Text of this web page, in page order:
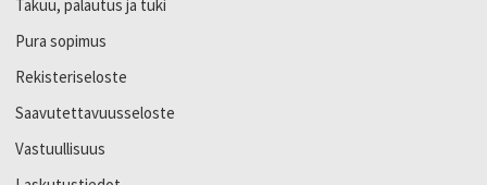
Takuu, palautus ja tuki
Pura sopimus
Rekisteriseloste
Saavutettavuusseloste
Vastuullisuus